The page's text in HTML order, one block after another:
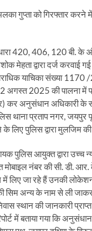
गुप्ता को गिरफ्तार
420, 406, 120 बी. के
मेहता द्वारा दर्ज
याचिका संख्या
अगस्त 2025 की पालना में
कर अनुसंधान अधिकारी
थाना प्रताप नगर,
लिए पुलिस द्वारा मुलजिम
आयुक्त द्वारा उच्च
नंबर की सी. डी.
में लिए जा रहे हैं उनकी
सिम अन्य के नाम से ली
स्थान की जानकारी
में बताया गया कि